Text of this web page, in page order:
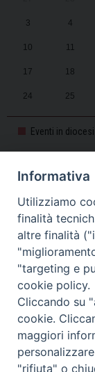
3 4
10 11
17 18
24 25
31 1
Eventi in diocesi
Piazza Duomo, 11 -
Informativa
Utilizziamo
finalità
altre finalità
"targeting e
cookie policy.
Cliccando su
cookie.
maggiori
"rifiuta" o